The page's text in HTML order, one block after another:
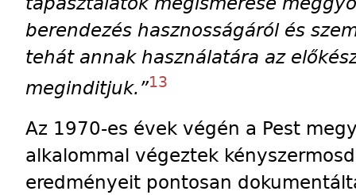
berendezés hasznosságáról és
tehát annak használatára az
meginditjuk.”13
Az 1970-es évek végén a Pest
alkalommal végeztek
eredményeit pontosan